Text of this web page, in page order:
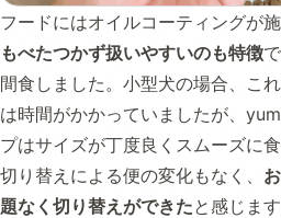
フードにはオイルコーティングが
もべたつかず扱いやすいのも特徴
間食しました。小型犬の場合、こ
は時間がかかっていましたが、
プはサイズが丁度良くスムーズに食
切り替えによる便の変化もなく、
題なく切り替えができたと感じま